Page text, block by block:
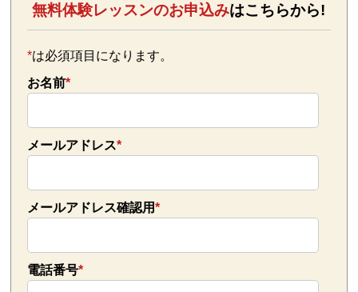
無料体験レッスンのお申込みはこちらから!
*は必須項目になります。
お名前*
メールアドレス*
メールアドレス確認用*
電話番号*